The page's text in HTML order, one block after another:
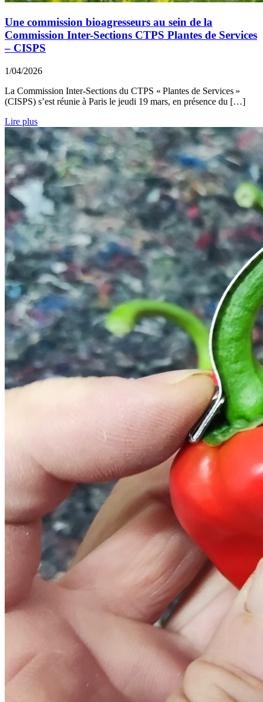
Une commission bioagresseurs au sein de la
Commission Inter-Sections CTPS Plantes de Services
– CISPS
1/04/2026
La Commission Inter-Sections du CTPS « Plantes de Services »
(CISPS) s’est réunie à Paris le jeudi 19 mars, en présence du […]
Lire plus